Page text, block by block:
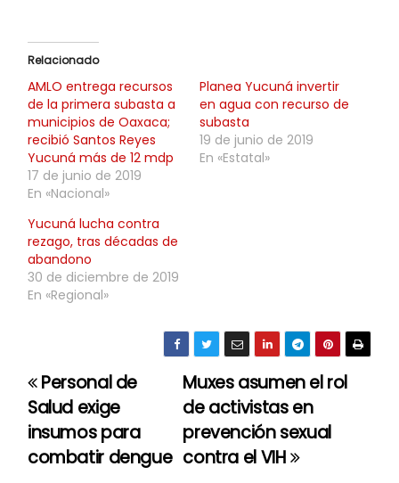
Relacionado
AMLO entrega recursos
de la primera subasta a
municipios de Oaxaca;
recibió Santos Reyes
Yucuná más de 12 mdp
17 de junio de 2019
En «Nacional»
Planea Yucuná invertir
en agua con recurso de
subasta
19 de junio de 2019
En «Estatal»
Yucuná lucha contra
rezago, tras décadas de
abandono
30 de diciembre de 2019
En «Regional»
N
a
v
Muxes asumen el rol
de activistas en
prevención sexual
contra el VIH
Personal de
Salud exige
insumos para
combatir dengue